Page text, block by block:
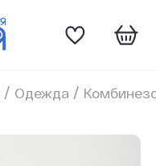
/ Одежда /